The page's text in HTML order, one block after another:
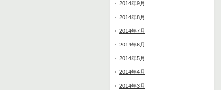
2014年9月
2014年8月
2014年7月
2014年6月
2014年5月
2014年4月
2014年3月